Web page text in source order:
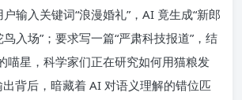
输入关键词“浪漫婚礼”，AI 竟生成“新郎
入场”；要求写一篇“严肃科技报道”，结
喵星，科学家们正在研究如何用猫粮发
背后，暗藏着 AI 对语义理解的错位匹